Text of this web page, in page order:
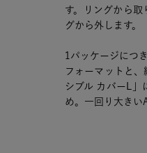
す。リングから
グから外します。
1パッケージにつ
フォーマットと、
シブル カバーL」
め。一回り大きい